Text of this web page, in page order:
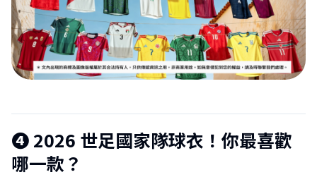
❹2026 世足國家隊球衣！你最喜歡
哪一款？